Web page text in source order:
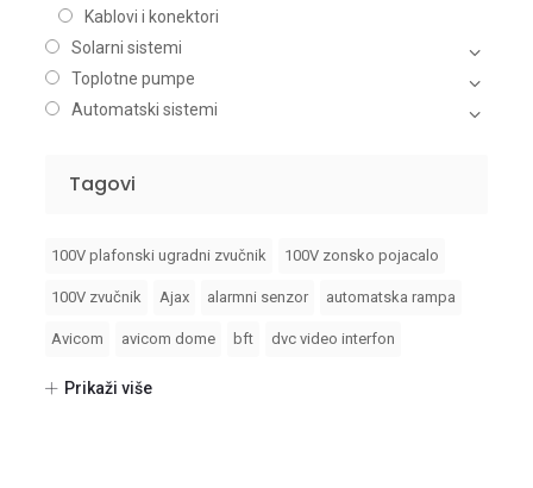
Kablovi i konektori
Solarni sistemi
Toplotne pumpe
Automatski sistemi
Tagovi
100V plafonski ugradni zvučnik 100V zonsko pojacalo
100V zvučnik Ajax alarmni senzor automatska rampa
Avicom avicom dome bft dvc video interfon
foto celije fotocelije
Prikaži više